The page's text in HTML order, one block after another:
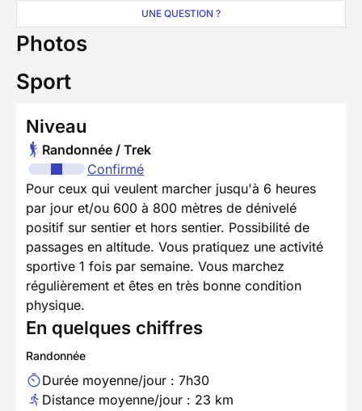
UNE QUESTION ?
Photos
Sport
Niveau
Randonnée / Trek
Confirmé
Pour ceux qui veulent marcher jusqu'à 6 heures
par jour et/ou 600 à 800 mètres de dénivelé
positif sur sentier et hors sentier. Possibilité de
passages en altitude. Vous pratiquez une activité
sportive 1 fois par semaine. Vous marchez
régulièrement et êtes en très bonne condition
physique.
En quelques chiffres
Randonnée
Durée moyenne/jour : 7h30
Distance moyenne/jour : 23 km